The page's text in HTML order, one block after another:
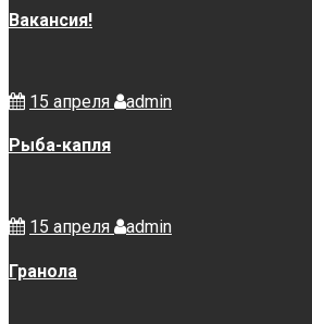
Вакансия!
15 апреля admin
Рыба-капля
15 апреля admin
Гранола